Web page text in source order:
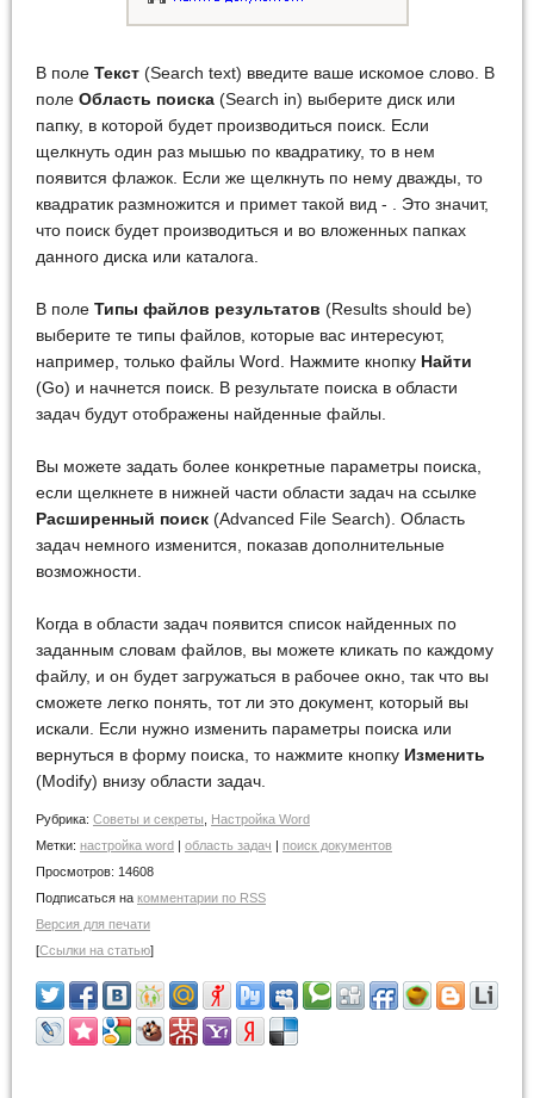
В поле Текст (Search text) введите ваше искомое слово. В
поле Область поиска (Search in) выберите диск или
папку, в которой будет производиться поиск. Если
щелкнуть один раз мышью по квадратику, то в нем
появится флажок. Если же щелкнуть по нему дважды, то
квадратик размножится и примет такой вид - . Это значит,
что поиск будет производиться и во вложенных папках
данного диска или каталога.
В поле Типы файлов результатов (Results should be)
выберите те типы файлов, которые вас интересуют,
например, только файлы Word. Нажмите кнопку Найти
(Go) и начнется поиск. В результате поиска в области
задач будут отображены найденные файлы.
Вы можете задать более конкретные параметры поиска,
если щелкнете в нижней части области задач на ссылке
Расширенный поиск (Advanced File Search). Область
задач немного изменится, показав дополнительные
возможности.
Когда в области задач появится список найденных по
заданным словам файлов, вы можете кликать по каждому
файлу, и он будет загружаться в рабочее окно, так что вы
сможете легко понять, тот ли это документ, который вы
искали. Если нужно изменить параметры поиска или
вернуться в форму поиска, то нажмите кнопку Изменить
(Modify) внизу области задач.
Рубрика: Советы и cекреты
Настройка Word
Метки: настройка word | область задач | поиск документов
Просмотров: 14608
Подписаться на комментарии по RSS
Версия для печати
[Ссылки на статью]